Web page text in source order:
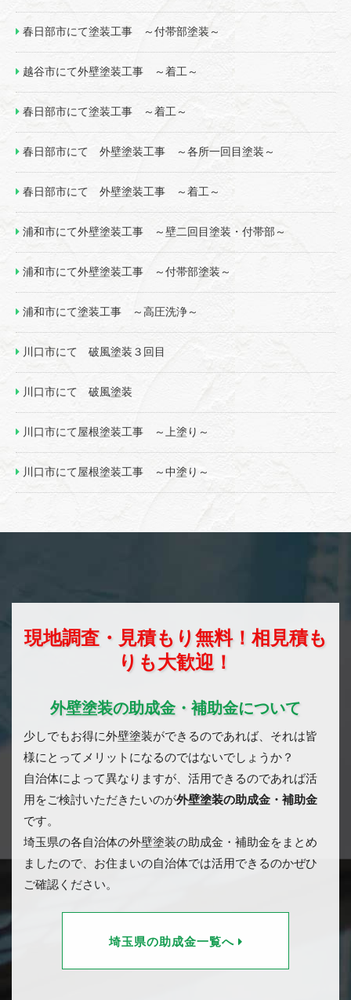
春日部市にて塗装工事 ～付帯部塗装～
越谷市にて外壁塗装工事 ～着工～
春日部市にて塗装工事 ～着工～
春日部市にて 外壁塗装工事 ～各所一回目塗装～
春日部市にて 外壁塗装工事 ～着工～
浦和市にて外壁塗装工事 ～壁二回目塗装・付帯部～
浦和市にて外壁塗装工事 ～付帯部塗装～
浦和市にて塗装工事 ～高圧洗浄～
川口市にて 破風塗装３回目
川口市にて 破風塗装
川口市にて屋根塗装工事 ～上塗り～
川口市にて屋根塗装工事 ～中塗り～
現地調査・見積もり無料！相見積も
りも大歓迎！
外壁塗装の助成金・補助金について
少しでもお得に外壁塗装ができるのであれば、それは皆
様にとってメリットになるのではないでしょうか？
自治体によって異なりますが、活用できるのであれば活
用をご検討いただきたいのが外壁塗装の助成金・補助金
です。
埼玉県の各自治体の外壁塗装の助成金・補助金をまとめ
ましたので、お住まいの自治体では活用できるのかぜひ
ご確認ください。
埼玉県の助成金一覧へ